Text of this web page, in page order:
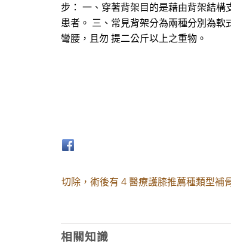
步： 一、穿著背架目的是藉由背架結
患者。 三、常見背架分為兩種分別為
彎腰，且勿 提二公斤以上之重物。
切除，術後有 4 醫療護膝推薦種類型補
相關知識